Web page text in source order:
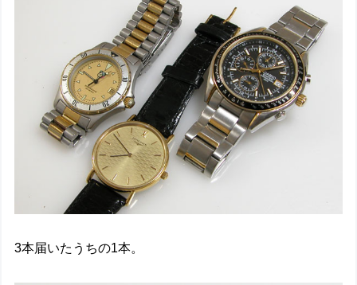
3本届いたうちの1本。